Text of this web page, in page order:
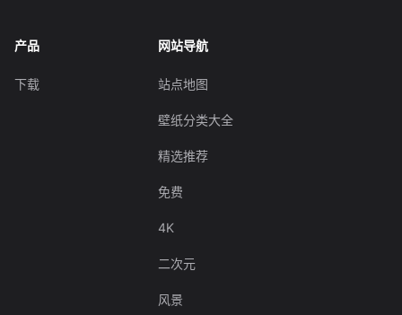
产品
下载
网站导航
站点地图
壁纸分类大全
精选推荐
免费
4K
二次元
风景